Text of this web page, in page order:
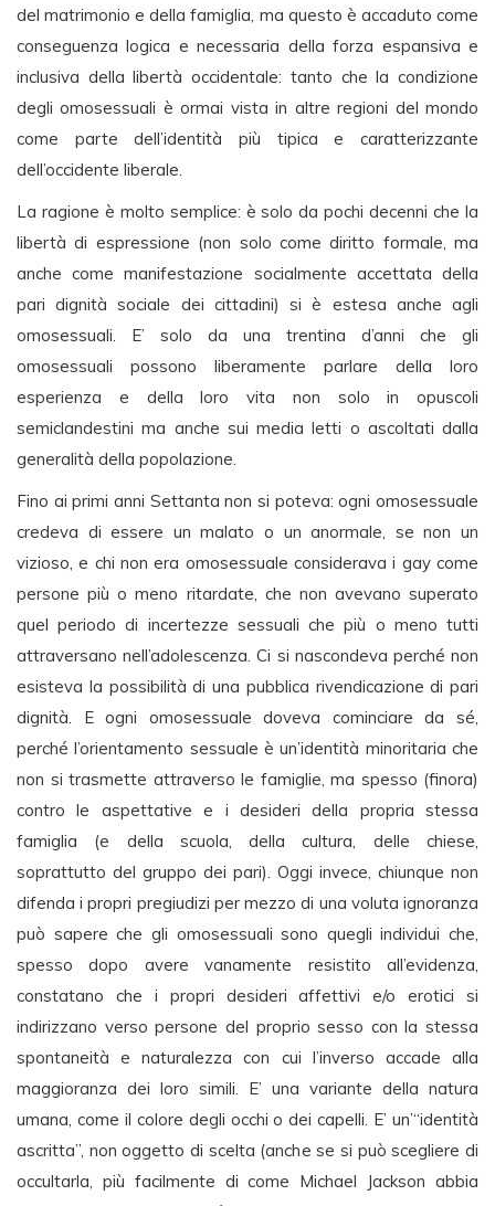
del matrimonio e della famiglia, ma questo è accaduto come
conseguenza logica e necessaria della forza espansiva e
inclusiva della libertà occidentale: tanto che la condizione
degli omosessuali è ormai vista in altre regioni del mondo
come parte dell’identità più tipica e caratterizzante
dell’occidente liberale.
La ragione è molto semplice: è solo da pochi decenni che la
libertà di espressione (non solo come diritto formale, ma
anche come manifestazione socialmente accettata della
pari dignità sociale dei cittadini) si è estesa anche agli
omosessuali. E’ solo da una trentina d’anni che gli
omosessuali possono liberamente parlare della loro
esperienza e della loro vita non solo in opuscoli
semiclandestini ma anche sui media letti o ascoltati dalla
generalità della popolazione.
Fino ai primi anni Settanta non si poteva: ogni omosessuale
credeva di essere un malato o un anormale, se non un
vizioso, e chi non era omosessuale considerava i gay come
persone più o meno ritardate, che non avevano superato
quel periodo di incertezze sessuali che più o meno tutti
attraversano nell’adolescenza. Ci si nascondeva perché non
esisteva la possibilità di una pubblica rivendicazione di pari
dignità. E ogni omosessuale doveva cominciare da sé,
perché l’orientamento sessuale è un’identità minoritaria che
non si trasmette attraverso le famiglie, ma spesso (finora)
contro le aspettative e i desideri della propria stessa
famiglia (e della scuola, della cultura, delle chiese,
soprattutto del gruppo dei pari). Oggi invece, chiunque non
difenda i propri pregiudizi per mezzo di una voluta ignoranza
può sapere che gli omosessuali sono quegli individui che,
spesso dopo avere vanamente resistito all’evidenza,
constatano che i propri desideri affettivi e/o erotici si
indirizzano verso persone del proprio sesso con la stessa
spontaneità e naturalezza con cui l’inverso accade alla
maggioranza dei loro simili. E’ una variante della natura
umana, come il colore degli occhi o dei capelli. E’ un’“identità
ascritta”, non oggetto di scelta (anche se si può scegliere di
occultarla, più facilmente di come Michael Jackson abbia